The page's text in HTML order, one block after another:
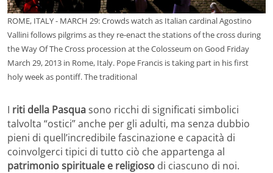
ROME, ITALY - MARCH 29: Crowds watch as Italian cardinal Agostino
Vallini follows pilgrims as they re-enact the stations of the cross during
the Way Of The Cross procession at the Colosseum on Good Friday
March 29, 2013 in Rome, Italy. Pope Francis is taking part in his first
holy week as pontiff. The traditional
I riti della Pasquasono ricchi di significati simbolici
talvolta “ostici” anche per gli adulti, ma senza dubbio
pieni di quell’incredibile fascinazione e capacità di
coinvolgerci tipici di tutto ciò che appartenga al
patrimonio spirituale e religioso di ciascuno di noi.